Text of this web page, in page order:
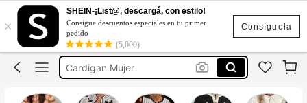
Consíguela
×
SHEIN-¡List@, descargá, con estilo!
Consigue descuentos especiales en tu primer
pedido
(5,000)
Sueters De Mujer
Cardigan
Cardigan Mujer
Sueteres De Mujer